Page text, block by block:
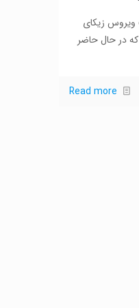
عفونت ویروس زیکای
که در حال حاضر
Read more